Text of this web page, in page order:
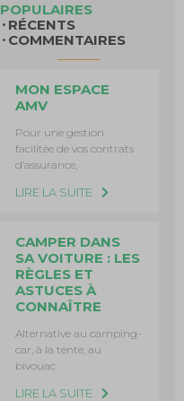
POPULAIRES
RÉCENTS
COMMENTAIRES
MON ESPACE
AMV
Pour une gestion
facilitée de vos contrats
d’assurance,
LIRE LA SUITE
CAMPER DANS
SA VOITURE : LES
RÈGLES ET
ASTUCES À
CONNAÎTRE
Alternative au camping-
car, à la tente, au
bivouac
LIRE LA SUITE